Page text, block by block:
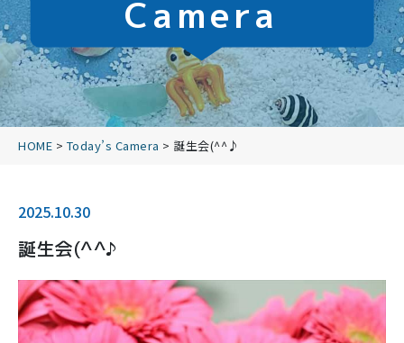
Camera
HOME > Today’s Camera > 誕生会(^^♪
2025.10.30
誕生会(^^♪